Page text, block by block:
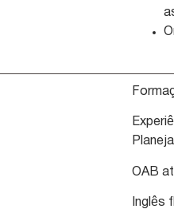
OAB
Inglês